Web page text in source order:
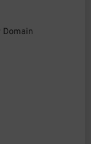
Domain